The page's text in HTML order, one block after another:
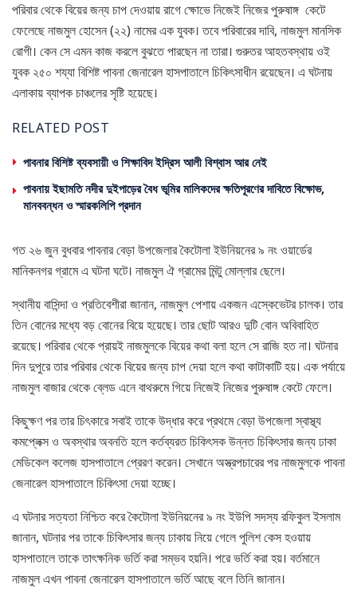
পরিবার থেকে বিয়ের জন্য চাপ দেওয়ায় রাগে ক্ষোভে নিজেই নিজের পুরুষাঙ্গ কেটে
ফেলেছে নাজমুল হোসেন (২২) নামের এক যুবক। তবে পরিবারের দাবি, নাজমুল মানসিক
রোগী। কেন সে এমন কাজ করলে বুঝতে পারছেন না তারা। গুরুতর আহতবস্থায় ওই
যুবক ২৫০ শয্যা বিশিষ্ট পাবনা জেনারেল হাসপাতালে চিকিৎসাধীন রয়েছেন। এ ঘটনায়
এলাকায় ব্যাপক চাঞ্চলের সৃষ্টি হয়েছে।
RELATED POST
পাবনার বিশিষ্ট ব্যবসায়ী ও শিক্ষাবিদ ইদ্রিস আলী বিশ্বাস আর নেই
পাবনায় ইছামতি নদীর দুইপাড়ের বৈধ ভূমির মালিকদের ক্ষতিপূরণের দাবিতে বিক্ষোভ,
মানববন্ধন ও স্মারকলিপি প্রদান
গত ২৬ জুন বুধবার পাবনার বেড়া উপজেলার কৈটোলা ইউনিয়নের ৯ নং ওয়ার্ডের
মানিকনগর গ্রামে এ ঘটনা ঘটে। নাজমুল ঐ গ্রামের মিন্টু মোল্লার ছেলে।
স্থানীয় বাসিন্দা ও প্রতিবেশীরা জানান, নাজমুল পেশায় একজন এস্কেভেটর চালক। তার
তিন বোনের মধ্যে বড় বোনের বিয়ে হয়েছে। তার ছোট আরও দুটি বোন অবিবাহিত
রয়েছে। পরিবার থেকে প্রায়ই নাজমুলকে বিয়ের কথা বলা হলে সে রাজি হত না। ঘটনার
দিন দুপুরে তার পরিবার থেকে বিয়ের জন্য চাপ দেয়া হলে কথা কাটাকাটি হয়। এক পর্যায়ে
নাজমুল বাজার থেকে ব্লেড এনে বাথরুমে গিয়ে নিজেই নিজের পুরুষাঙ্গ কেটে ফেলে।
কিছুক্ষণ পর তার চিৎকারে সবাই তাকে উদ্ধার করে প্রথমে বেড়া উপজেলা স্বাস্থ্য
কমপ্লেক্স ও অবস্থার অবনতি হলে কর্তব্যরত চিকিৎসক উন্নত চিকিৎসার জন্য ঢাকা
মেডিকেল কলেজ হাসপাতালে প্রেরণ করেন। সেখানে অস্ত্রপচারের পর নাজমুলকে পাবনা
জেনারেল হাসপাতালে চিকিৎসা দেয়া হচ্ছে।
এ ঘটনার সত্যতা নিশ্চিত করে কৈটোলা ইউনিয়নের ৯ নং ইউপি সদস্য রফিকুল ইসলাম
জানান, ঘটনার পর তাকে চিকিৎসার জন্য ঢাকায় নিয়ে গেলে পুলিশ কেস হওয়ায়
হাসপাতালে তাকে তাৎক্ষনিক ভর্তি করা সম্ভব হয়নি। পরে ভর্তি করা হয়। বর্তমানে
নাজমুল এখন পাবনা জেনারেল হাসপাতালে ভর্তি আছে বলে তিনি জানান।